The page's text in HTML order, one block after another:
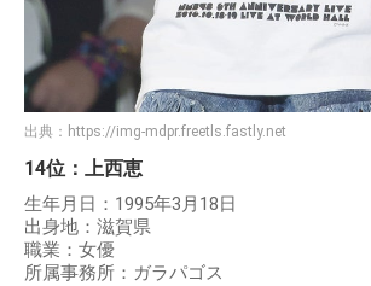
出典： https://img-mdpr.freetls.fastly.net
14位：上西恵
生年月日：1995年3月18日
出身地：滋賀県
職業：女優
所属事務所：ガラパゴス